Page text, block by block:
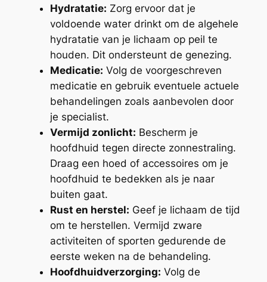
Hydratatie: Zorg ervoor dat je
voldoende water drinkt om de algehele
hydratatie van je lichaam op peil te
houden. Dit ondersteunt de genezing.
Medicatie: Volg de voorgeschreven
medicatie en gebruik eventuele actuele
behandelingen zoals aanbevolen door
je specialist.
Vermijd zonlicht: Bescherm je
hoofdhuid tegen directe zonnestraling.
Draag een hoed of accessoires om je
hoofdhuid te bedekken als je naar
buiten gaat.
Rust en herstel: Geef je lichaam de tijd
om te herstellen. Vermijd zware
activiteiten of sporten gedurende de
eerste weken na de behandeling.
Hoofdhuidverzorging: Volg de